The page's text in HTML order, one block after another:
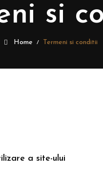
si
Home Termeni si conditii
a site-ului